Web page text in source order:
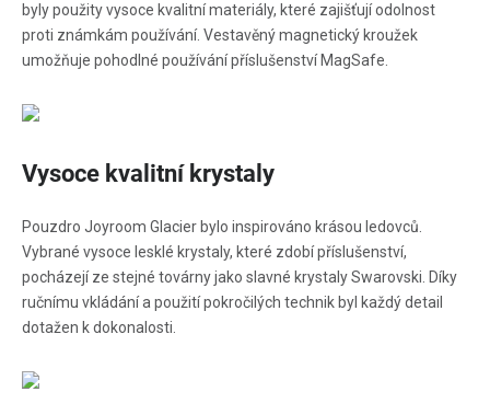
byly použity vysoce kvalitní materiály, které zajišťují odolnost
proti známkám používání. Vestavěný magnetický kroužek
umožňuje pohodlné používání příslušenství MagSafe.
Vysoce kvalitní krystaly
Pouzdro Joyroom Glacier bylo inspirováno krásou ledovců.
Vybrané vysoce lesklé krystaly, které zdobí příslušenství,
pocházejí ze stejné továrny jako slavné krystaly Swarovski. Díky
ručnímu vkládání a použití pokročilých technik byl každý detail
dotažen k dokonalosti.